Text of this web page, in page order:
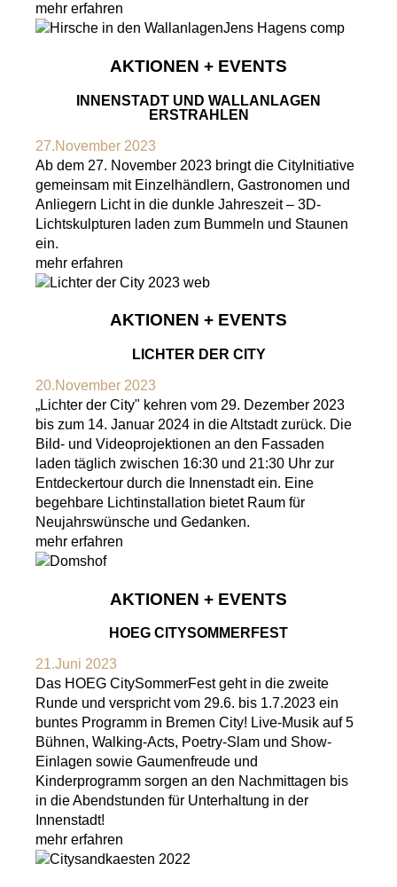
mehr erfahren
AKTIONEN + EVENTS
INNENSTADT UND WALLANLAGEN
ERSTRAHLEN
27.November 2023
Ab dem 27. November 2023 bringt die CityInitiative
gemeinsam mit Einzelhändlern, Gastronomen und
Anliegern Licht in die dunkle Jahreszeit – 3D-
Lichtskulpturen laden zum Bummeln und Staunen
ein.
mehr erfahren
AKTIONEN + EVENTS
LICHTER DER CITY
20.November 2023
„Lichter der City" kehren vom 29. Dezember 2023
bis zum 14. Januar 2024 in die Altstadt zurück. Die
Bild- und Videoprojektionen an den Fassaden
laden täglich zwischen 16:30 und 21:30 Uhr zur
Entdeckertour durch die Innenstadt ein. Eine
begehbare Lichtinstallation bietet Raum für
Neujahrswünsche und Gedanken.
mehr erfahren
AKTIONEN + EVENTS
HOEG CITYSOMMERFEST
21.Juni 2023
Das HOEG CitySommerFest geht in die zweite
Runde und verspricht vom 29.6. bis 1.7.2023 ein
buntes Programm in Bremen City! Live-Musik auf 5
Bühnen, Walking-Acts, Poetry-Slam und Show-
Einlagen sowie Gaumenfreude und
Kinderprogramm sorgen an den Nachmittagen bis
in die Abendstunden für Unterhaltung in der
Innenstadt!
mehr erfahren